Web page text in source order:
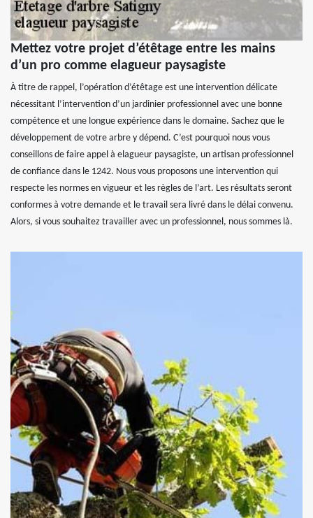
Mettez votre projet d’étêtage entre les mains
d’un pro comme elagueur paysagiste
À titre de rappel, l’opération d’étêtage est une intervention délicate
nécessitant l’intervention d’un jardinier professionnel avec une bonne
compétence et une longue expérience dans le domaine. Sachez que le
développement de votre arbre y dépend. C’est pourquoi nous vous
conseillons de faire appel à elagueur paysagiste, un artisan professionnel
de confiance dans le 1242. Nous vous proposons une intervention qui
respecte les normes en vigueur et les règles de l’art. Les résultats seront
conformes à votre demande et le travail sera livré dans le délai convenu.
Alors, si vous souhaitez travailler avec un professionnel, nous sommes là.